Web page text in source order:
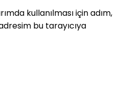
kullanılması için adım,
bu tarayıcıya